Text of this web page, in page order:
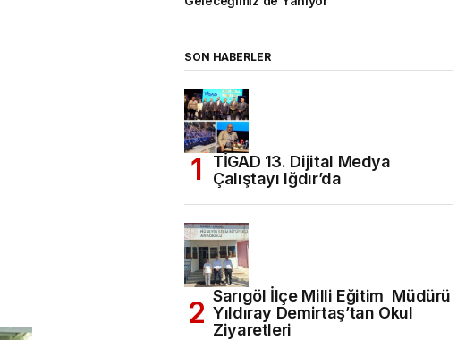
SON HABERLER
TİGAD 13. Dijital Medya
Çalıştayı Iğdır’da
Sarıgöl İlçe Milli Eğitim Müdürü
Yıldıray Demirtaş’tan Okul
Ziyaretleri